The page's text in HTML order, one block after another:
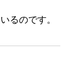
るのです。